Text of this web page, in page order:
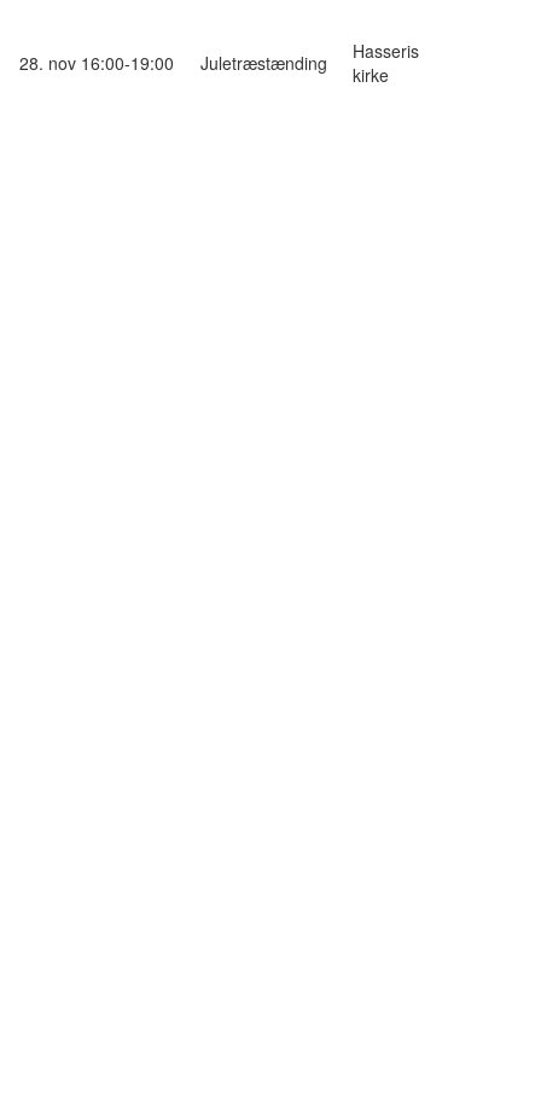
28. nov 16:00-19:00 Juletræstænding
Hasseris
kirke